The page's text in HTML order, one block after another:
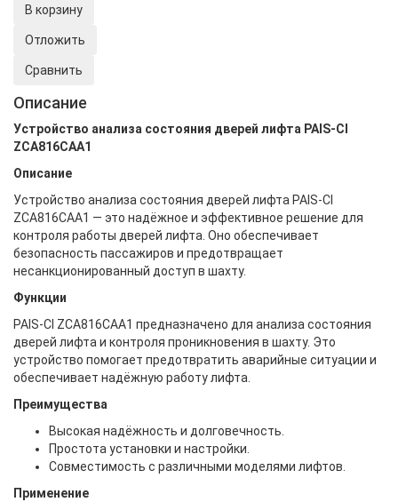
В корзину
Отложить
Сравнить
Описание
Устройство анализа состояния дверей лифта PAIS-CI
ZCA816CAA1
Описание
Устройство анализа состояния дверей лифта PAIS-CI
ZCA816CAA1 — это надёжное и эффективное решение для
контроля работы дверей лифта. Оно обеспечивает
безопасность пассажиров и предотвращает
несанкционированный доступ в шахту.
Функции
PAIS-CI ZCA816CAA1 предназначено для анализа состояния
дверей лифта и контроля проникновения в шахту. Это
устройство помогает предотвратить аварийные ситуации и
обеспечивает надёжную работу лифта.
Преимущества
Высокая надёжность и долговечность.
Простота установки и настройки.
Совместимость с различными моделями лифтов.
Применение